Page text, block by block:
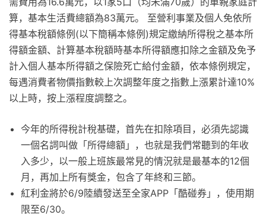
算，基本生活費總額為83萬元。 至營利事業及個人免依所
得基本稅額條例(以下簡稱本條例)規定繳納所得稅之基本所
得額金額、計算基本稅額時基本所得額應扣除之金額及免予
計入個人基本所得額之保險死亡給付金額，依本條例規定，
每遇消費者物價指數較上次調整年度之指數上漲累計達10%
以上時，按上漲程度調整之。
今年的所得稅計稅基礎，首先在扣除項目，必須先認識
一個名詞叫做「所得總額」，也就是我們常聽到的年收
入多少，以一般上班族最常見的情況就是最基本的12個
月，再加上所有獎金，包含了年終和三節。
紅利金將於6/9陸續發送至全家APP「酷碰券」，使用期
限至6/30。